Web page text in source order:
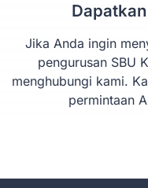
Jika Anda ingin
pengurusan SBU
menghubungi kami.
permintaan